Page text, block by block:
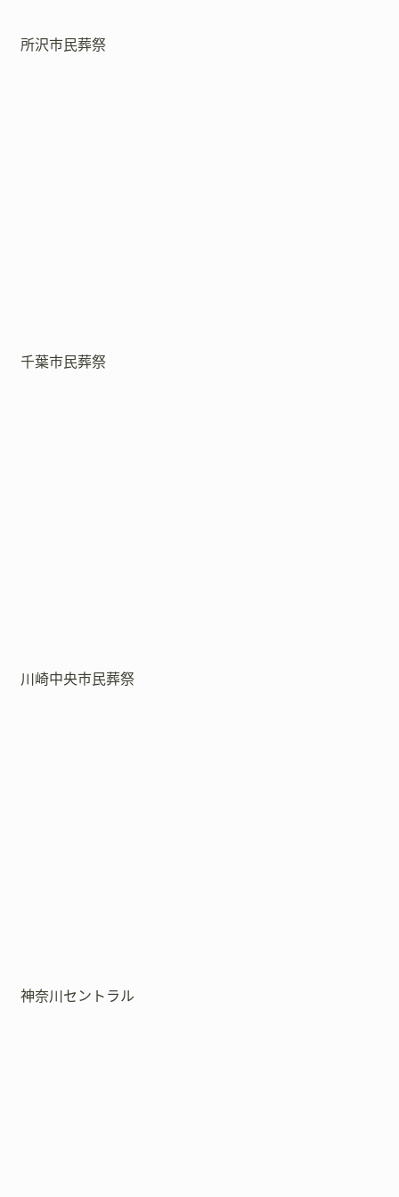
所沢市民葬祭
千葉市民葬祭
川崎中央市民葬祭
神奈川セントラル